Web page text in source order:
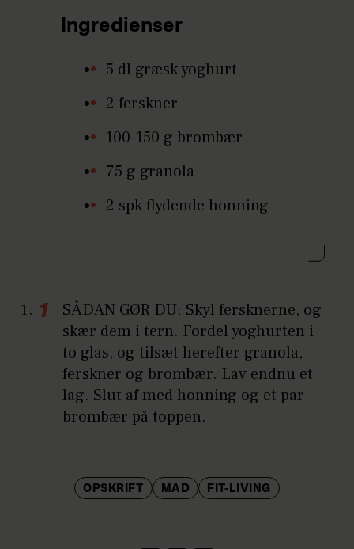
Ingredienser
5 dl græsk yoghurt
2 ferskner
100-150 g brombær
75 g granola
2 spk flydende honning
SÅDAN GØR DU: Skyl fersknerne, og
skær dem i tern. Fordel yoghurten i
to glas, og tilsæt herefter granola,
ferskner og brombær. Lav endnu et
lag. Slut af med honning og et par
brombær på toppen.
OPSKRIFT MAD FIT-LIVING